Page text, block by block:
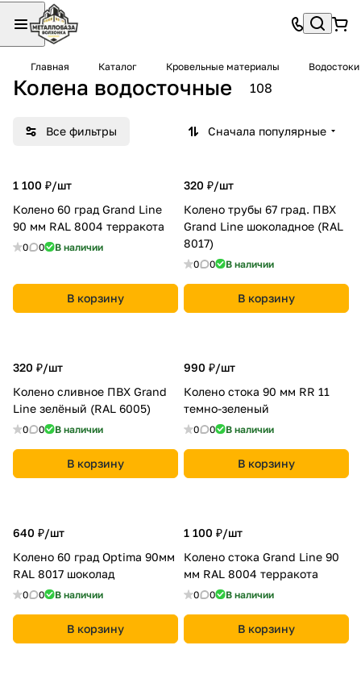
Главная Каталог Кровельные материалы Водостоки
Колена водосточные 108
Все фильтры Сначала популярные
1 100 ₽/шт
Колено 60 град Grand Line
90 мм RAL 8004 терракота
0 0 В наличии
В корзину
320 ₽/шт
Колено трубы 67 град. ПВХ
Grand Line шоколадное (RAL
8017)
0 0 В наличии
В корзину
320 ₽/шт
Колено сливное ПВХ Grand
Line зелёный (RAL 6005)
0 0 В наличии
В корзину
990 ₽/шт
Колено стока 90 мм RR 11
темно-зеленый
0 0 В наличии
В корзину
640 ₽/шт
Колено 60 град Optima 90мм
RAL 8017 шоколад
0 0 В наличии
В корзину
1 100 ₽/шт
Колено стока Grand Line 90
мм RAL 8004 терракота
0 0 В наличии
В корзину